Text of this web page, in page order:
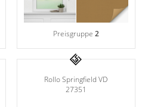
Preisgruppe 2
Rollo Springfield VD
27351